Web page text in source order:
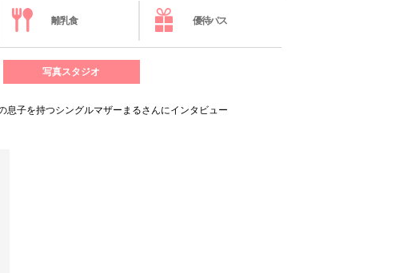
離乳食 優待パス
写真スタジオ
息子を持つシングルマザーまるさんにインタビュー